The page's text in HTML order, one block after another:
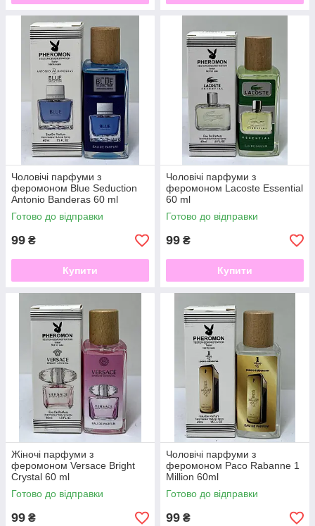
Чоловічі парфуми з
феромоном Blue Seduction
Antonio Banderas 60 ml
Готово до відправки
99 ₴
Купити
Чоловічі парфуми з
феромоном Lacoste Essential
60 ml
Готово до відправки
99 ₴
Купити
Жіночі парфуми з
феромоном Versace Bright
Crystal 60 ml
Готово до відправки
99 ₴
Чоловічі парфуми з
феромоном Paco Rabanne 1
Million 60ml
Готово до відправки
99 ₴